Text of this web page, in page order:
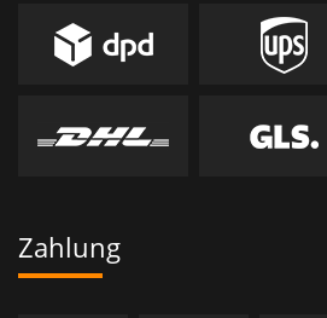
Zahlung